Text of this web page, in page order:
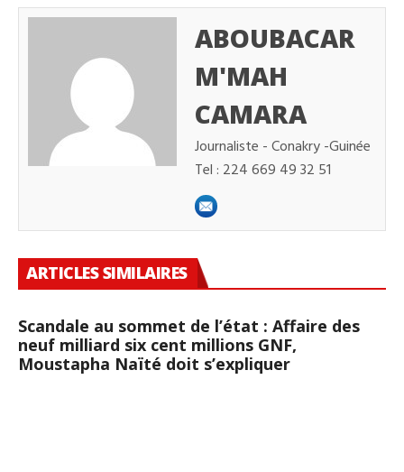
ABOUBACAR
M'MAH
CAMARA
Journaliste - Conakry -Guinée
Tel : 224 669 49 32 51
ARTICLES SIMILAIRES
Scandale au sommet de l’état : Affaire des
neuf milliard six cent millions GNF,
Moustapha Naïté doit s’expliquer